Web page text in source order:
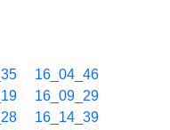
16_04_46
16_09_29
16_14_39